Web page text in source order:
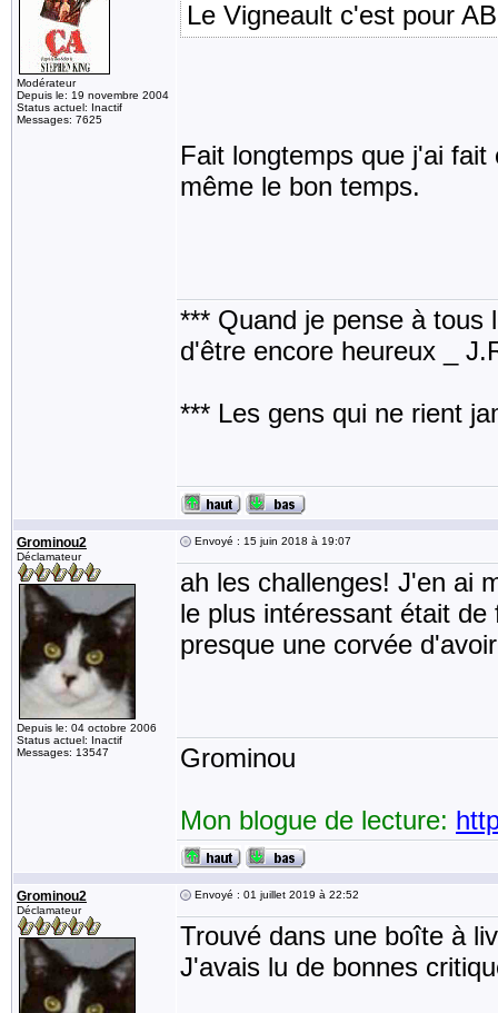
Modérateur
Depuis le: 19 novembre 2004
Status actuel: Inactif
Messages: 7625
Le Vigneault c'est pour
Fait longtemps que j'ai
même le bon temps.
*** Quand je pense à tous
d'être encore heureux _
*** Les gens qui ne rient
Grominou2
Déclamateur
Depuis le: 04 octobre 2006
Status actuel: Inactif
Messages: 13547
Envoyé : 15 juin 2018 à 19:07
ah les challenges! J'en ai
le plus intéressant était
presque une corvée
Grominou
Mon blogue de lecture:
Grominou2
Déclamateur
Envoyé : 01 juillet 2019 à 22:52
Trouvé dans une boîte à
J'avais lu de bonnes